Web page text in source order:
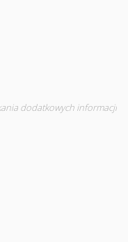
dodatkowych informacji